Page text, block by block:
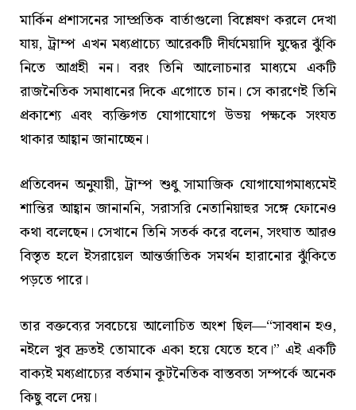
মার্কিন প্রশাসনের সাম্প্রতিক বার্তাগুলো বিশ্লেষণ করলে দেখা
যায়, ট্রাম্প এখন মধ্যপ্রাচ্যে আরেকটি দীর্ঘমেয়াদি যুদ্ধের ঝুঁকি
নিতে আগ্রহী নন। বরং তিনি আলোচনার মাধ্যমে একটি
রাজনৈতিক সমাধানের দিকে এগোতে চান। সে কারণেই তিনি
প্রকাশ্যে এবং ব্যক্তিগত যোগাযোগে উভয় পক্ষকে সংযত
থাকার আহ্বান জানাচ্ছেন।
প্রতিবেদন অনুযায়ী, ট্রাম্প শুধু সামাজিক যোগাযোগমাধ্যমেই
শান্তির আহ্বান জানাননি, সরাসরি নেতানিয়াহুর সঙ্গে ফোনেও
কথা বলেছেন। সেখানে তিনি সতর্ক করে বলেন, সংঘাত আরও
বিস্তৃত হলে ইসরায়েল আন্তর্জাতিক সমর্থন হারানোর ঝুঁকিতে
পড়তে পারে।
তার বক্তব্যের সবচেয়ে আলোচিত অংশ ছিল—“সাবধান হও,
নইলে খুব দ্রুতই তোমাকে একা হয়ে যেতে হবে।” এই একটি
বাক্যই মধ্যপ্রাচ্যের বর্তমান কূটনৈতিক বাস্তবতা সম্পর্কে অনেক
কিছু বলে দেয়।